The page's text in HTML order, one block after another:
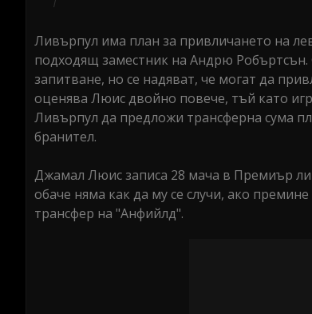
Ливърпул има план за привличането на
подходящ заместник на Андрю
запитване, но се надяват, че могат да
оценява Люис двойно повече, тъй като
Ливърпул да предложи трансферна сума
бранител.
Джамал Люис записа 28 мача в Премиър
обаче няма как да му се случи, ако
трансфер на "Анфийлд".